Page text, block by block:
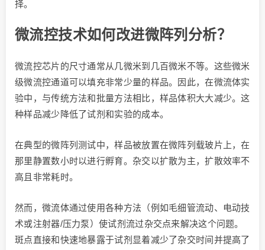
择。
微流控技术如何改进微阵列分析？
微流控芯片的尺寸通常从几微米到几百微米不等。这些微米
级微流控通道可以填充非常少量的样品。因此，在微流体实
验中，与传统方法和批量方法相比，样品体积大大减少。这
种样品减少降低了试剂和实验的成本。
在典型的微阵列测试中，样品被放置在微阵列载玻片上，在
那里静置数小时以进行孵育。杂交以扩散为主，扩散效率不
高且非常耗时。
然而，微流体通过使用各种方法（例如毛细管流动、电动技
术或注射器/压力泵）使试剂流过杂交点来解决这个问题。
斑点直接和快速地暴露于试剂显着减少了杂交时间并提高了